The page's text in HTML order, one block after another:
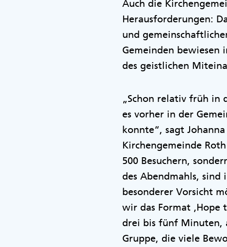
Auch die
Herausforderungen:
und
Gemeinden bewiesen
des geistlichen
„Schon relativ früh in
es vorher in der
konnte“, sagt
Kirchengemeinde
500 Besuchern,
des Abendmahls,
besonderer Vorsicht
wir das Format ‚Hope
drei bis fünf Minuten,
Gruppe, die viele